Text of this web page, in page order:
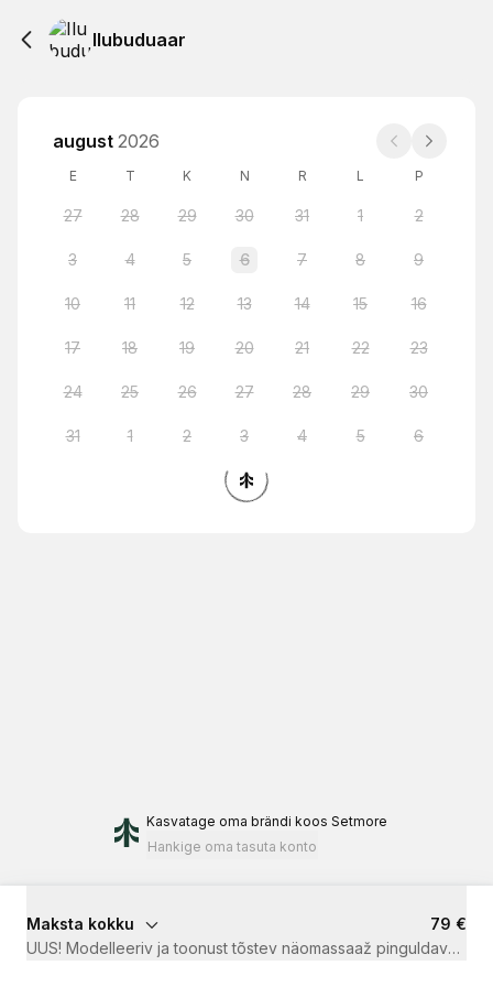
Ilubuduaar
august 2026
E T K N R L P
27 28 29 30 31 1 2
3 4 5 6 7 8 9
10 11 12 13 14 15 16
17 18 19 20 21 22 23
24 25 26 27 28 29 30
31 1 2 3 4 5 6
Kasvatage oma brändi koos Setmore
Hankige oma tasuta konto
Maksta kokku
79 €
UUS! Modelleeriv ja toonust tõstev näomassaaž pinguldava